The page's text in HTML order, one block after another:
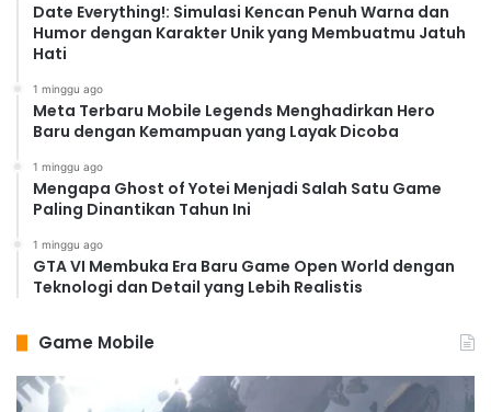
Date Everything!: Simulasi Kencan Penuh Warna dan
Humor dengan Karakter Unik yang Membuatmu Jatuh
Hati
1 minggu ago
Meta Terbaru Mobile Legends Menghadirkan Hero
Baru dengan Kemampuan yang Layak Dicoba
1 minggu ago
Mengapa Ghost of Yotei Menjadi Salah Satu Game
Paling Dinantikan Tahun Ini
1 minggu ago
GTA VI Membuka Era Baru Game Open World dengan
Teknologi dan Detail yang Lebih Realistis
Game Mobile